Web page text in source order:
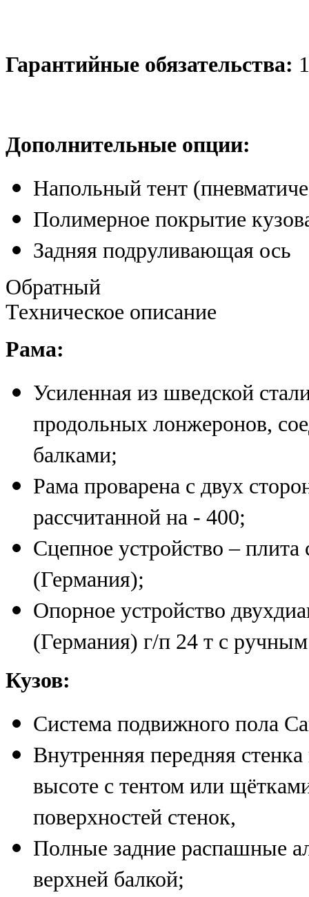
Гарантийные обязательства:
Дополнительные опции:
Напольный тент
Полимерное покрытие
Задняя подруливающая ось
Обратный
Техническое описание
Рама:
Усиленная из шведской
продольных лонжеронов,
балками;
Рама проварена с двух
рассчитанной на - 400;
Сцепное устройство –
(Германия);
Опорное устройство
(Германия) г/п 24 т с
Кузов:
Система подвижного пола
Внутренняя передняя
высоте с тентом или
поверхностей стенок,
Полные задние распашные
верхней балкой;